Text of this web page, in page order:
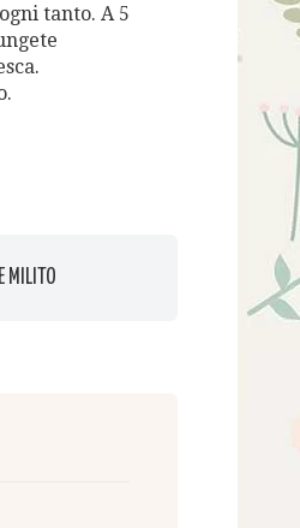
tanto. A 5
MILITO